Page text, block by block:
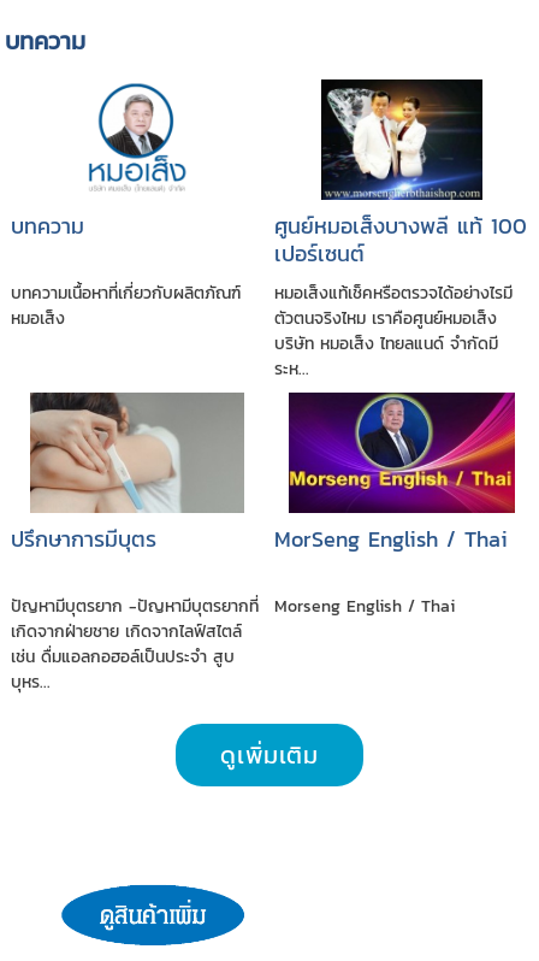
บทความ
บทความ
บทความเนื้อหาที่เกี่ยวกับผลิตภัณฑ์
หมอเส็ง
ศูนย์หมอเส็งบางพลี แท้ 100
เปอร์เซนต์
หมอเส็งแท้เช็คหรือตรวจได้อย่างไรมี
ตัวตนจริงไหม เราคือศูนย์หมอเส็ง
บริษัท หมอเส็ง ไทยลแนด์ จำกัดมี
ระห...
ปรึกษาการมีบุตร
ปัญหามีบุตรยาก -ปัญหามีบุตรยากที่
เกิดจากฝ่ายชาย เกิดจากไลฟ์สไตล์
เช่น ดื่มแอลกอฮอล์เป็นประจำ สูบ
บุหร...
MorSeng English / Thai
Morseng English / Thai
ดูเพิ่มเติม